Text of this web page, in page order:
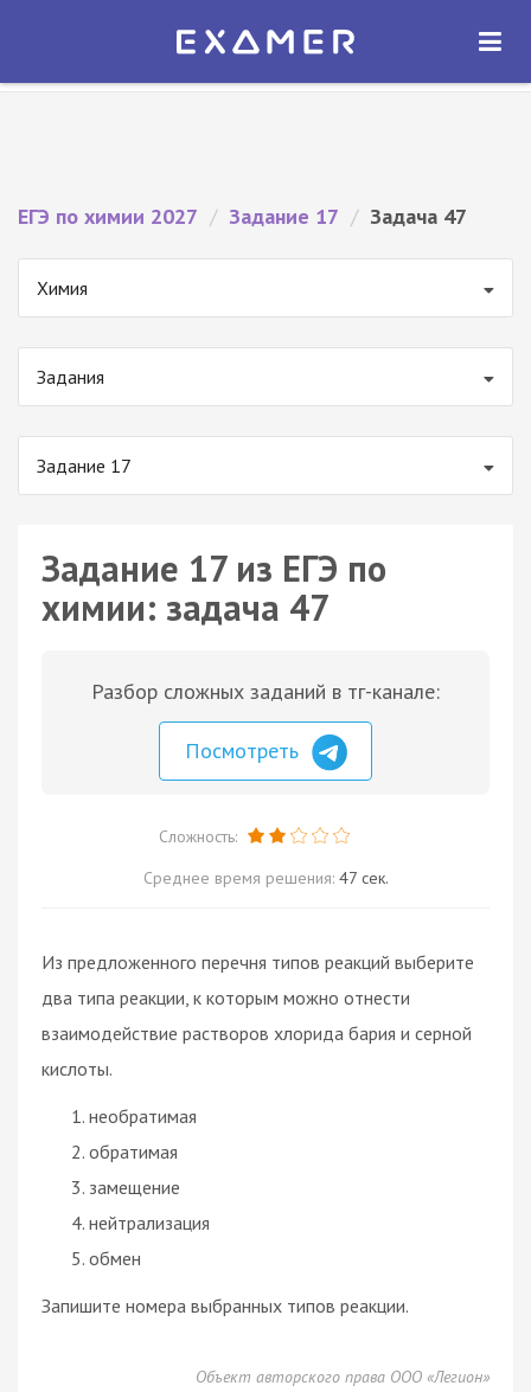
Экзамер — ЕГЭ 2027
ОТКРЫТЬ
ЕГЭ по химии 2027 / Задание 17 / Задача 47
Химия
Задания
Задание 17
Задание 17 из ЕГЭ по
химии: задача 47
Разбор сложных заданий в тг-канале:
Посмотреть
Сложность:
Среднее время решения: 47 сек.
Из предложенного перечня типов реакций выберите
два типа реакции, к которым можно отнести
взаимодействие растворов хлорида бария и серной
кислоты.
необратимая
обратимая
замещение
нейтрализация
обмен
Запишите номера выбранных типов реакции.
Объект авторского права ООО «Легион»